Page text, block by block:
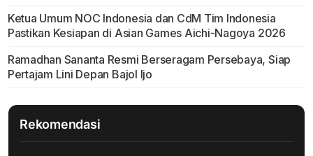
Ketua Umum NOC Indonesia dan CdM Tim Indonesia
Pastikan Kesiapan di Asian Games Aichi-Nagoya 2026
Ramadhan Sananta Resmi Berseragam Persebaya, Siap
Pertajam Lini Depan Bajol Ijo
Rekomendasi